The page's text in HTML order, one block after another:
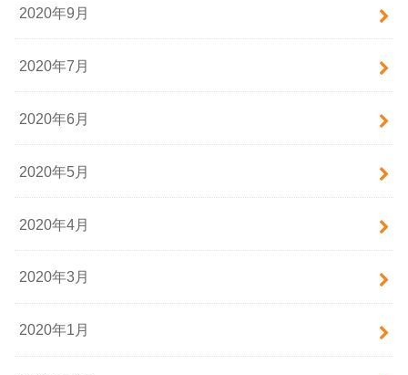
2020年9月
2020年7月
2020年6月
2020年5月
2020年4月
2020年3月
2020年1月